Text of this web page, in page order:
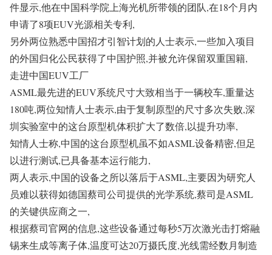
件显示,他在中国科学院上海光机所带领的团队,在18个月内
申请了8项EUV光源相关专利,
另外两位熟悉中国招才引智计划的人士表示,一些加入项目
的外国归化公民获得了中国护照,并被允许保留双重国籍,
走进中国EUV工厂
ASML最先进的EUV系统尺寸大致相当于一辆校车,重量达
180吨,两位知情人士表示,由于复制原型的尺寸多次失败,深
圳实验室中的这台原型机体积扩大了数倍,以提升功率,
知情人士称,中国的这台原型机虽不如ASML设备精密,但足
以进行测试,已具备基本运行能力,
两人表示,中国的设备之所以落后于ASML,主要因为研究人
员难以获得如德国蔡司公司提供的光学系统,蔡司是ASML
的关键供应商之一,
根据蔡司官网的信息,这些设备通过每秒5万次激光击打熔融
锡来生成等离子体,温度可达20万摄氏度,光线需经数月制造